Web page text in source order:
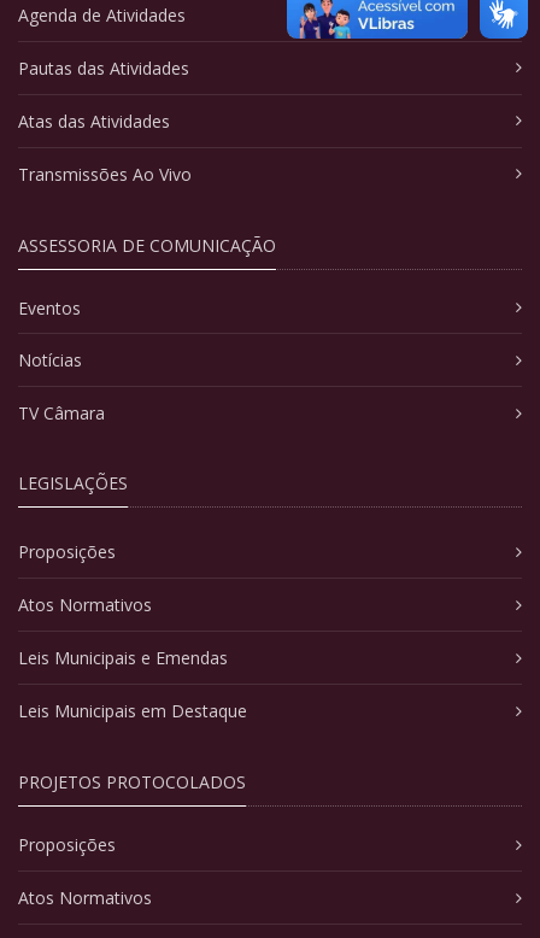
Agenda de Atividades
Pautas das Atividades
Atas das Atividades
Transmissões Ao Vivo
ASSESSORIA DE COMUNICAÇÃO
Eventos
Notícias
TV Câmara
LEGISLAÇÕES
Proposições
Atos Normativos
Leis Municipais e Emendas
Leis Municipais em Destaque
PROJETOS PROTOCOLADOS
Proposições
Atos Normativos